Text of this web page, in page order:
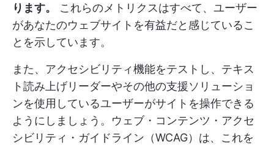
ります。
これらのメトリクスはすべて、ユーザー
があなたのウェブサイトを有益だと感じているこ
とを示しています。
また、アクセシビリティ機能をテストし、テキス
ト読み上げリーダーやその他の支援ソリューショ
ンを使用しているユーザーがサイトを操作できる
ようにしましょう。ウェブ・コンテンツ・アクセ
シビリティ・ガイドライン（WCAG）は、これを